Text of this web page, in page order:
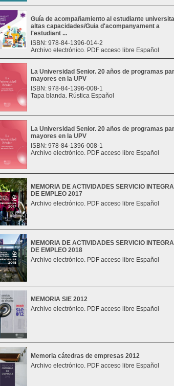
Guía de acompañamiento al estudiante
altas capacidades/Guia d'acompanyament a
l'estudiant ...
ISBN: 978-84-1396-014-2
Archivo electrónico. PDF acceso libre Español
La Universidad Senior. 20 años de programas
mayores en la UPV
ISBN: 978-84-1396-008-1
Tapa blanda. Rústica Español
La Universidad Senior. 20 años de programas
mayores en la UPV
ISBN: 978-84-1396-008-1
Archivo electrónico. PDF acceso libre Español
MEMORIA DE ACTIVIDADES SERVICIO
DE EMPLEO 2017
Archivo electrónico. PDF acceso libre Español
MEMORIA DE ACTIVIDADES SERVICIO
DE EMPLEO 2018
Archivo electrónico. PDF acceso libre Español
MEMORIA SIE 2012
Archivo electrónico. PDF acceso libre Español
Memoria cátedras de empresas 2012
Archivo electrónico. PDF acceso libre Español